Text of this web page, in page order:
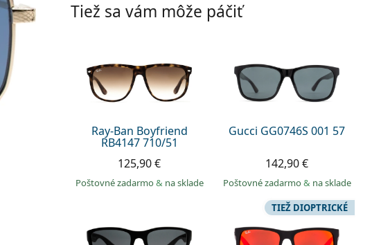
Tiež sa vám môže páčiť
Ray-Ban Boyfriend
RB4147 710/51
125,90 €
Poštovné zadarmo& na sklade
Gucci GG0746S 001 57
142,90 €
Poštovné zadarmo& na sklade
TIEŽ DIOPTRICKÉ